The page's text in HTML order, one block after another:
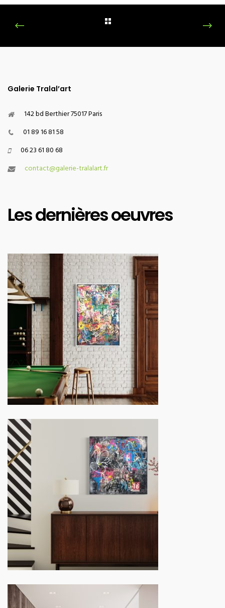
Galerie Tralal’art
142 bd Berthier 75017 Paris
01 89 16 81 58
06 23 61 80 68
contact@galerie-tralalart.fr
Les dernières oeuvres